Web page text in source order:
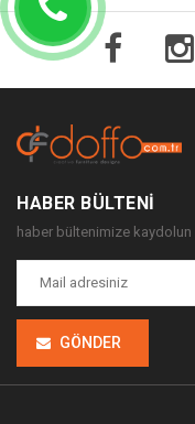
HABER BÜLTENI
haber bültenimize kaydolun
GÖNDER